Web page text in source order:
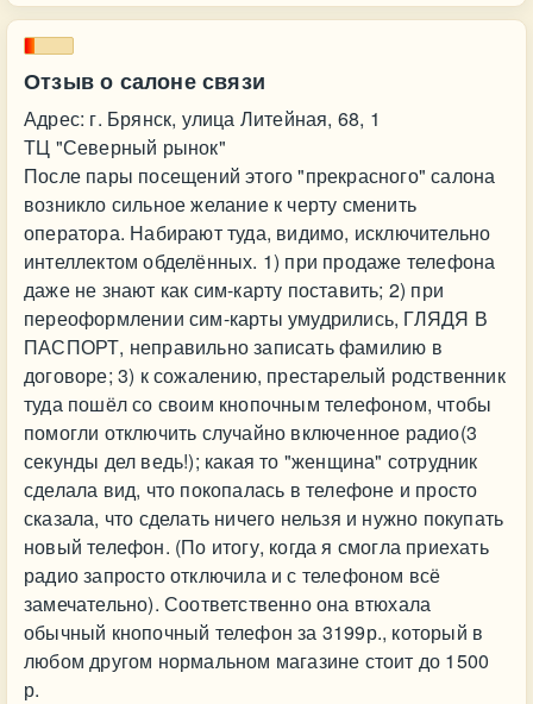
Отзыв о салоне связи
Адрес: г. Брянск, улица Литейная, 68, 1
ТЦ "Северный рынок"
После пары посещений этого "прекрасного" салона
возникло сильное желание к черту сменить
оператора. Набирают туда, видимо, исключительно
интеллектом обделённых. 1) при продаже телефона
даже не знают как сим-карту поставить; 2) при
переоформлении сим-карты умудрились, ГЛЯДЯ В
ПАСПОРТ, неправильно записать фамилию в
договоре; 3) к сожалению, престарелый родственник
туда пошёл со своим кнопочным телефоном, чтобы
помогли отключить случайно включенное радио(3
секунды дел ведь!); какая то "женщина" сотрудник
сделала вид, что покопалась в телефоне и просто
сказала, что сделать ничего нельзя и нужно покупать
новый телефон. (По итогу, когда я смогла приехать
радио запросто отключила и с телефоном всё
замечательно). Соответственно она втюхала
обычный кнопочный телефон за 3199р., который в
любом другом нормальном магазине стоит до 1500
р.